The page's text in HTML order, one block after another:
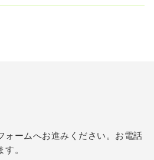
ォームへお進みください。お電話
。